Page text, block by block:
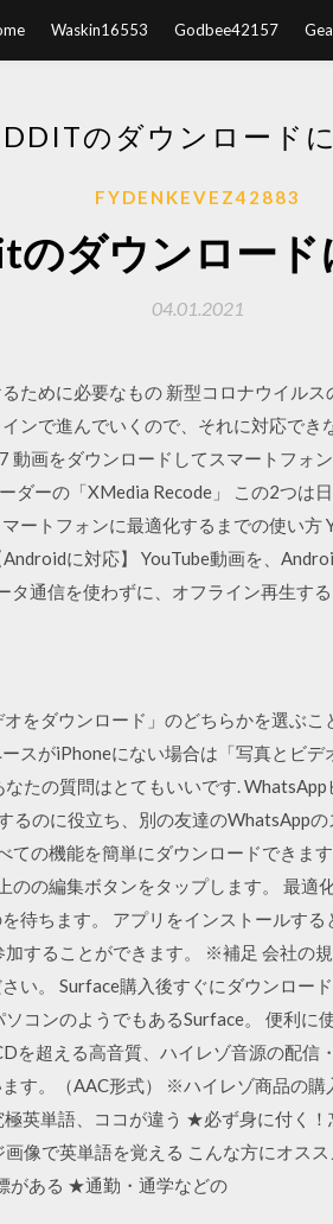
Waskin16553 Godbee42157
のダウンロード
FYDENKEVEZ42883
のダウンロード
04.01.2021
ために必要なもの 新型コロナウイル
ンで進んでいくので、それに対応で
画をダウンロードしてスマートフォ
ダーの「XMedia Recode」 この2つは
ートフォンに最適化するまでの使い方
に対応】 YouTube動画を、
タ通信を使わずに、オフライン再生す
をダウンロード」のどちらかを選ぶ
スがiPhoneにない場合は「写真とビ
たの質問はとてもいいです.
るのに役立ち、別の友達のWhatsApp
の機能を簡単にダウンロードできま
の編集ボタンをタップします。 最適
待ちます。 アプリをインストールす
することができます。 ※補足 会社の
い。 Surface購入後すぐにダウンロー
コンのようでもあるSurface。 便利に
を超える高音質、ハイレゾ音源の配信
す。（AAC形式） ※ハイレゾ商品の
極英単語、ココが違う ★必ず身に付く
像で英単語を覚える こんな方にオス
がある ★通勤・通学などの